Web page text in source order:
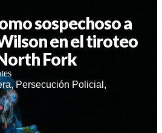
sospechoso a
en el tiroteo
Fork
,Persecución Policial ,